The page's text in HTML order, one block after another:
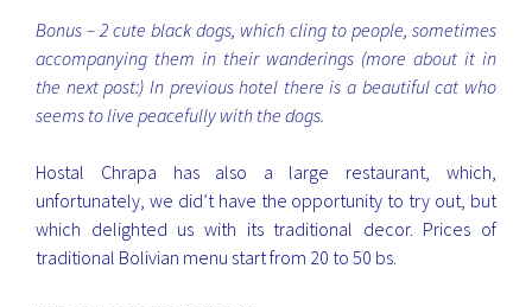
Bonus – 2 cute black dogs, which cling to people, sometimes
accompanying them in their wanderings (more about it in
the next post:) In previous hotel there is a beautiful cat who
seems to live peacefully with the dogs.
Hostal Chrapa has also a large restaurant, which,
unfortunately, we did’t have the opportunity to try out, but
which delighted us with its traditional decor. Prices of
traditional Bolivian menu start from 20 to 50 bs.